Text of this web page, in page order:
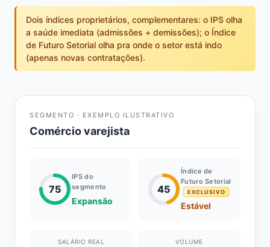
Dois índices proprietários, complementares: o IPS olha
a saúde imediata (admissões + demissões); o Índice
de Futuro Setorial olha pra onde o setor está indo
(apenas novas contratações).
SEGMENTO · EXEMPLO ILUSTRATIVO
Comércio varejista
75
IPS do
segmento
Expansão
45
Índice de
Futuro Setorial
EXCLUSIVO
Estável
SALÁRIO REAL VOLUME